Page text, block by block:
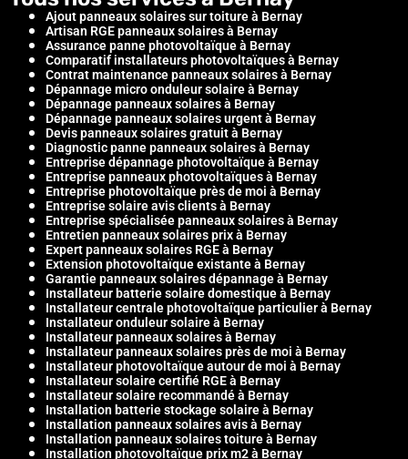
Ajout panneaux solaires sur toiture à Bernay
Artisan RGE panneaux solaires à Bernay
Assurance panne photovoltaïque à Bernay
Comparatif installateurs photovoltaïques à Bernay
Contrat maintenance panneaux solaires à Bernay
Dépannage micro onduleur solaire à Bernay
Dépannage panneaux solaires à Bernay
Dépannage panneaux solaires urgent à Bernay
Devis panneaux solaires gratuit à Bernay
Diagnostic panne panneaux solaires à Bernay
Entreprise dépannage photovoltaïque à Bernay
Entreprise panneaux photovoltaïques à Bernay
Entreprise photovoltaïque près de moi à Bernay
Entreprise solaire avis clients à Bernay
Entreprise spécialisée panneaux solaires à Bernay
Entretien panneaux solaires prix à Bernay
Expert panneaux solaires RGE à Bernay
Extension photovoltaïque existante à Bernay
Garantie panneaux solaires dépannage à Bernay
Installateur batterie solaire domestique à Bernay
Installateur centrale photovoltaïque particulier à Bernay
Installateur onduleur solaire à Bernay
Installateur panneaux solaires à Bernay
Installateur panneaux solaires près de moi à Bernay
Installateur photovoltaïque autour de moi à Bernay
Installateur solaire certifié RGE à Bernay
Installateur solaire recommandé à Bernay
Installation batterie stockage solaire à Bernay
Installation panneaux solaires avis à Bernay
Installation panneaux solaires toiture à Bernay
Installation photovoltaïque prix m2 à Bernay